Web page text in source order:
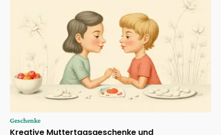
Geschenke
Kreative Muttertagsgeschenke und